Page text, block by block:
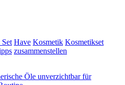
Have Kosmetik Kosmetikset
zusammenstellen